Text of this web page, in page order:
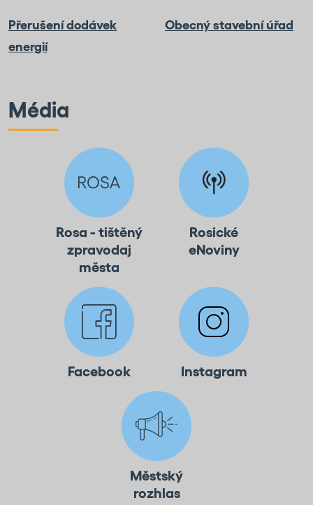
Přerušení dodávek
energií
Obecný stavební úřad
Média
Rosa - tištěný
zpravodaj
města
Rosické
eNoviny
Facebook Instagram
Městský
rozhlas